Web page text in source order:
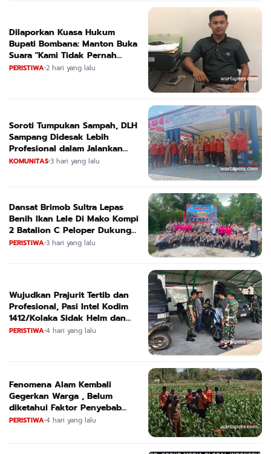
Dilaporkan Kuasa Hukum
Bupati Bombana: Manton Buka
Suara "Kami Tidak Pernah
Menutup Ruang Hak Jawab"
PERISTIWA•2 hari yang lalu
Soroti Tumpukan Sampah, DLH
Sampang Didesak Lebih
Profesional dalam Jalankan
Tugas
KOMUNITAS•3 hari yang lalu
Dansat Brimob Sultra Lepas
Benih Ikan Lele Di Mako Kompi
2 Batalion C Peloper Dukung
ketahanan Pangan Nasional
PERISTIWA•3 hari yang lalu
Wujudkan Prajurit Tertib dan
Profesional, Pasi Intel Kodim
1412/Kolaka Sidak Helm dan
Kendaraan
PERISTIWA•4 hari yang lalu
Fenomena Alam Kembali
Gegerkan Warga , Belum
diketahui Faktor Penyebab
Suara
PERISTIWA•4 hari yang lalu